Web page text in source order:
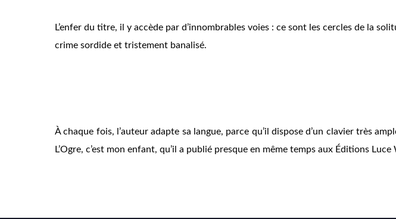
L’enfer du titre, il y accède par d’innombrables voies : ce sont les cercles de la
crime sordide et tristement banalisé.
À chaque fois, l’auteur adapte sa langue, parce qu’il dispose d’un clavier très
L’Ogre, c’est mon enfant, qu’il a publié presque en même temps aux Éditions Luce